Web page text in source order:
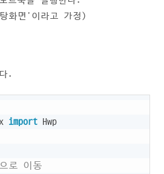
화면'이라고 가정)
.
import Hwp
로 이동